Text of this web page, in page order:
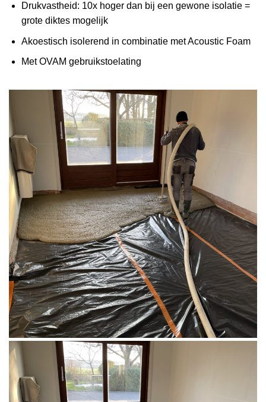
Drukvastheid: 10x hoger dan bij een gewone isolatie =
grote diktes mogelijk
Akoestisch isolerend in combinatie met Acoustic Foam
Met OVAM gebruikstoelating